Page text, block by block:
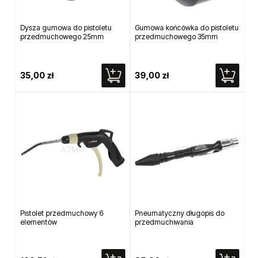
Dysza gumowa do pistoletu
przedmuchowego 25mm
35,00 zł
Gumowa końcówka do pistoletu
przedmuchowego 35mm
39,00 zł
Pistolet przedmuchowy 6
elementów
Pneumatyczny długopis do
przedmuchiwania